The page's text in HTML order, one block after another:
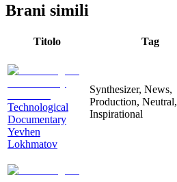
Brani simili
Titolo Tag
Technological
Documentary
Yevhen
Lokhmatov
Synthesizer, News,
Production, Neutral,
Inspirational